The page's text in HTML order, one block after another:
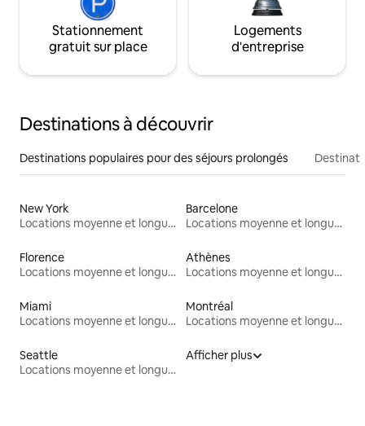
Stationnement
gratuit sur place
Logements
d'entreprise
Destinations à découvrir
Destinations populaires pour des séjours prolongés
New York
Locations moyenne et longue durée
Barcelone
Locations moyenne et longue durée
Florence
Locations moyenne et longue durée
Athènes
Locations moyenne et longue durée
Miami
Locations moyenne et longue durée
Montréal
Locations moyenne et longue durée
Seattle
Locations moyenne et longue durée
Afficher plus